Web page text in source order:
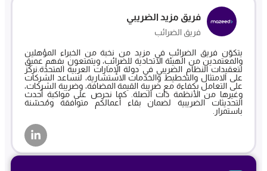
فريق مزيد الضريبي
فريق الضرائب
يتكوّن فريق الضرائب في مزيد من نخبة من الخبراء المؤهلين
والمعتمدين من الهيئة الاتحادية للضرائب، ويتمتعون بفهم عميق
لتعقيدات النظام الضريبي في دولة الإمارات العربية المتحدة.نركّز
على الامتثال والتخطيط والخدمات الاستشارية، لنساعد الشركات
على التعامل بكفاءة مع ضريبة القيمة المضافة، وضريبة الشركات،
وغيرها من الأنظمة ذات الصلة. كما نحرص على مواكبة أحدث
التحديثات الضريبية لضمان بقاء أعمالكم متوافقة ومُحسّنة
باستمرار.